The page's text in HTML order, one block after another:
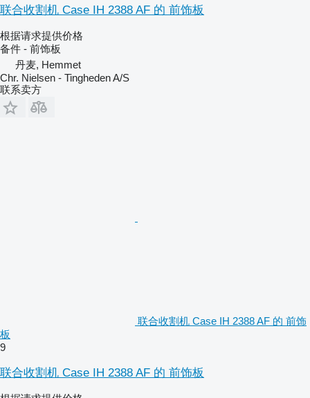
联合收割机 Case IH 2388 AF 的 前饰板
根据请求提供价格
备件 - 前饰板
丹麦, Hemmet
Chr. Nielsen - Tingheden A/S
联系卖方
联合收割机 Case IH 2388 AF 的 前饰
板
9
联合收割机 Case IH 2388 AF 的 前饰板